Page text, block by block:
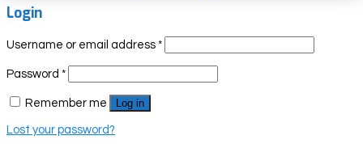
Login
Username or email address *
Password *
Remember me Log in
Lost your password?